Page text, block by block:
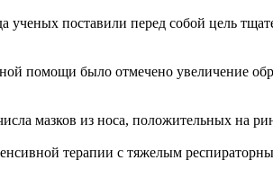
ученых поставили перед собой цель
помощи было отмечено увеличение
мазков из носа, положительных на
терапии с тяжелым